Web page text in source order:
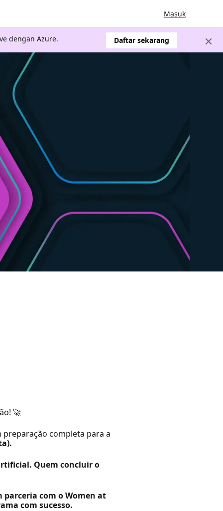
Masuk
dengan Azure. Daftar sekarang
🚀
preparação completa para a
Quem concluir o
parceria com o Women at
com sucesso.